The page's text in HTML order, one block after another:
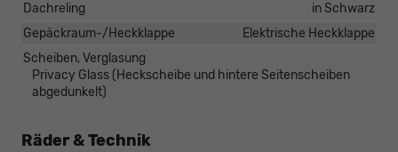
Dachreling
in Schwarz
Gepäckraum-/Heckklappe
Elektrische Heckklappe
Scheiben, Verglasung
Privacy Glass (Heckscheibe und hintere Seitenscheiben
abgedunkelt)
Räder & Technik